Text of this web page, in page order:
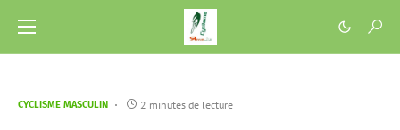
CYCLISME MASCULIN 2 minutes de lecture